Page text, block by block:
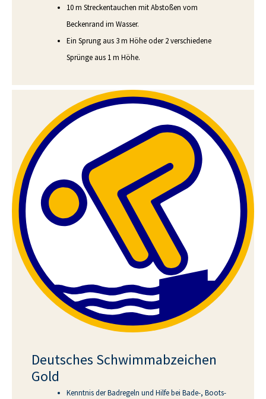
10 m Streckentauchen mit Abstoßen vom
Beckenrand im Wasser.
Ein Sprung aus 3 m Höhe oder 2 verschiedene
Sprünge aus 1 m Höhe.
Deutsches Schwimmabzeichen
Gold
Kenntnis der Badregeln und Hilfe bei Bade-, Boots-